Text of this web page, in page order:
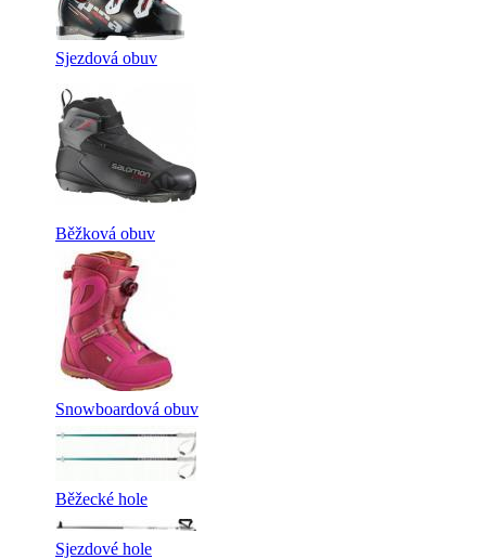
Sjezdová obuv
Běžková obuv
Snowboardová obuv
Běžecké hole
Sjezdové hole